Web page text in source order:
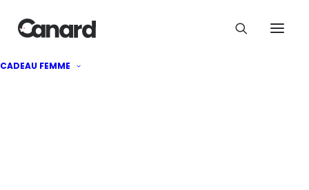
CADEAU FEMME
Les Recettes italiennes by Big